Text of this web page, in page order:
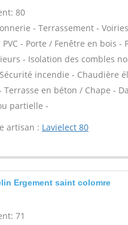
80
- Terrassement -
PVC - Porte / Fenêtre en bois
- Isolation des combles
incendie - Chaudière
Terrasse en béton / Chape -
partielle -
artisan : Lavielect 80
Ergement saint colomre
71